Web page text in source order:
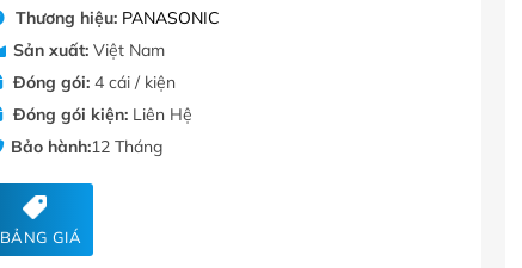
Thương hiệu: PANASONIC
Sản xuất:Việt Nam
Đóng gói:4 cái / kiện
Đóng gói kiện:Liên Hệ
Bảo hành:12 Tháng
BẢNG GIÁ